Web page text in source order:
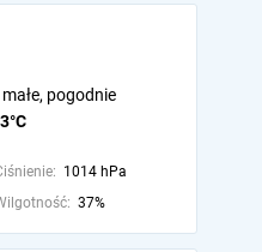
pogodnie
1014 hPa
37%